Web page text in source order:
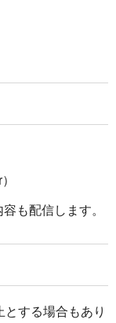
も配信します。
とする場合もあり